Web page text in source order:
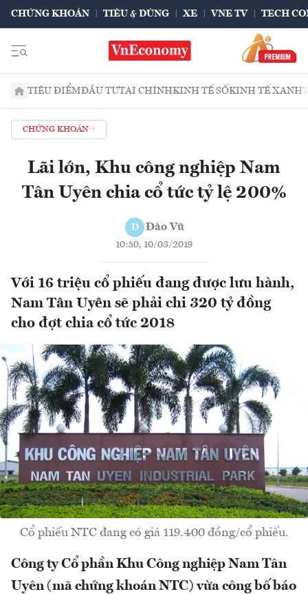
CHỨNG KHOÁN TIÊU & DÙNG XE VNE TV TECH
TIÊU ĐIỂMĐẦU TƯTÀI CHÍNHKINH TẾ SỐKINH TẾ XANH
CHỨNG KHOÁN
Lãi lớn, Khu công nghiệp Nam
Tân Uyên chia cổ tức tỷ lệ 200%
Đ Đào Vũ
10:50, 10/03/2019
Với 16 triệu cổ phiếu đang được lưu hành,
Nam Tân Uyên sẽ phải chi 320 tỷ đồng
cho đợt chia cổ tức 2018
Cổ phiếu NTC đang có giá 119.400 đồng/cổ phiếu.
Công ty Cổ phần Khu Công nghiệp Nam Tân
Uyên (mã chứng khoán NTC) vừa công bố báo